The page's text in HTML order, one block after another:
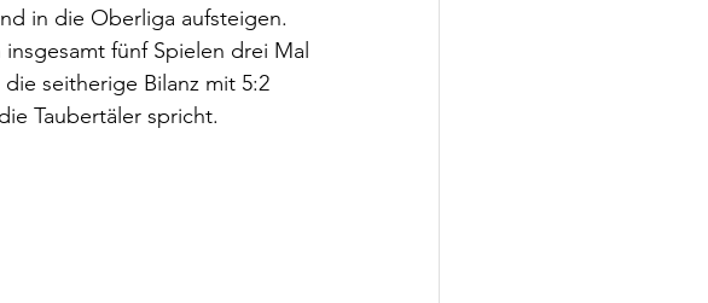
in die Oberliga aufsteigen.
fünf Spielen drei Mal
seitherige Bilanz mit 5:2
Taubertäler spricht.